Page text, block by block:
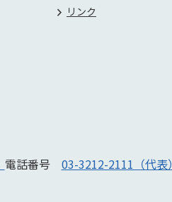
リンク
電話番号 03-3212-2111（代表）